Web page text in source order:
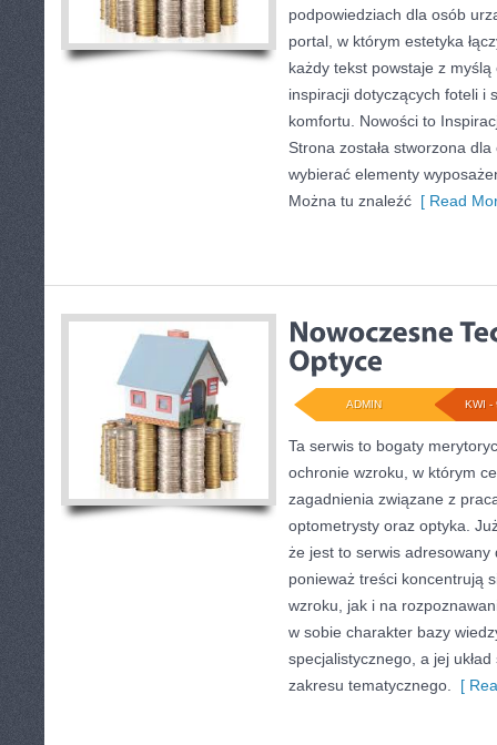
podpowiedziach dla osób
portal, w którym estetyka
każdy tekst powstaje z
inspiracji dotyczących foteli i
komfortu. Nowości to
Strona została stworzona
wybierać elementy
Można tu znaleźć [ Read
KWI -
ADMIN
Ta serwis to bogaty
ochronie wzroku, w którym
zagadnienia związane z
optometrysty oraz optyka.
że jest to serwis
ponieważ treści koncentrują
wzroku, jak i na
w sobie charakter bazy
specjalistycznego, a jej
zakresu tematycznego.
[